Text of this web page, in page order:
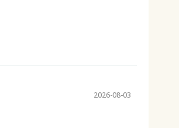
2026-08-03